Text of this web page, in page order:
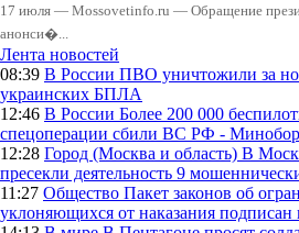
17 июля — Mossovetinfo.ru — Обращение
анонси�...
Лента новостей
08:39 В России ПВО уничтожили за
украинских БПЛА
12:46 В России Более 200 000
спецоперации сбили ВС РФ -
12:28 Город (Москва и область) В
пресекли деятельность 9
11:27 Общество Пакет законов об
уклоняющихся от наказания подписан